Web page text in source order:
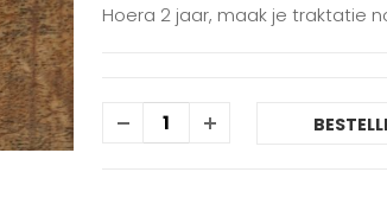
Hoera 2 jaar, maak je traktatie